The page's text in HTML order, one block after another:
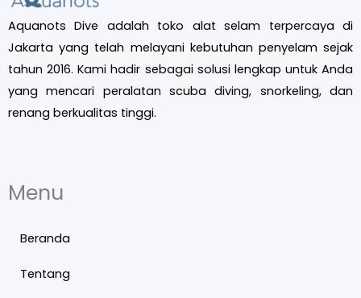
Aquanots Dive adalah toko alat selam terpercaya di
Jakarta yang telah melayani kebutuhan penyelam sejak
tahun 2016. Kami hadir sebagai solusi lengkap untuk Anda
yang mencari peralatan scuba diving, snorkeling, dan
renang berkualitas tinggi.
Menu
Beranda
Tentang